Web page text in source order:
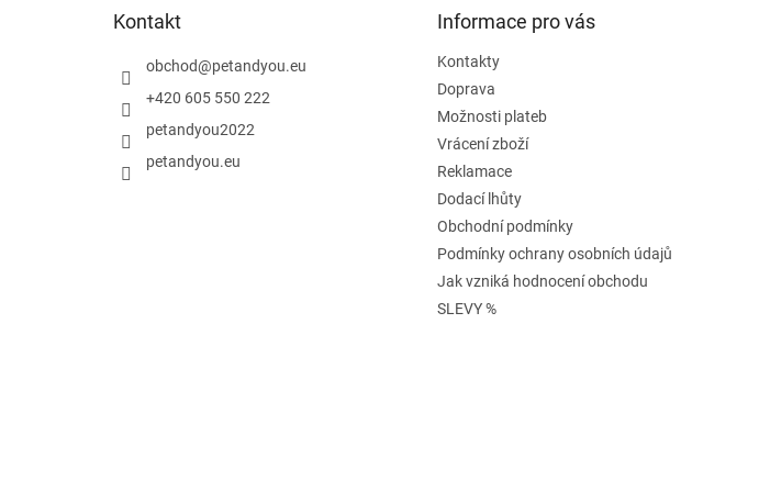
Kontakt
obchod@petandyou.eu
+420 605 550 222
petandyou2022
petandyou.eu
Informace pro vás
Kontakty
Doprava
Možnosti plateb
Vrácení zboží
Reklamace
Dodací lhůty
Obchodní podmínky
Podmínky ochrany osobních údajů
Jak vzniká hodnocení obchodu
SLEVY %